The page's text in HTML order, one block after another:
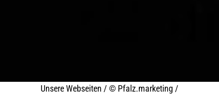
Unsere Webseiten / © Pfalz.marketing /